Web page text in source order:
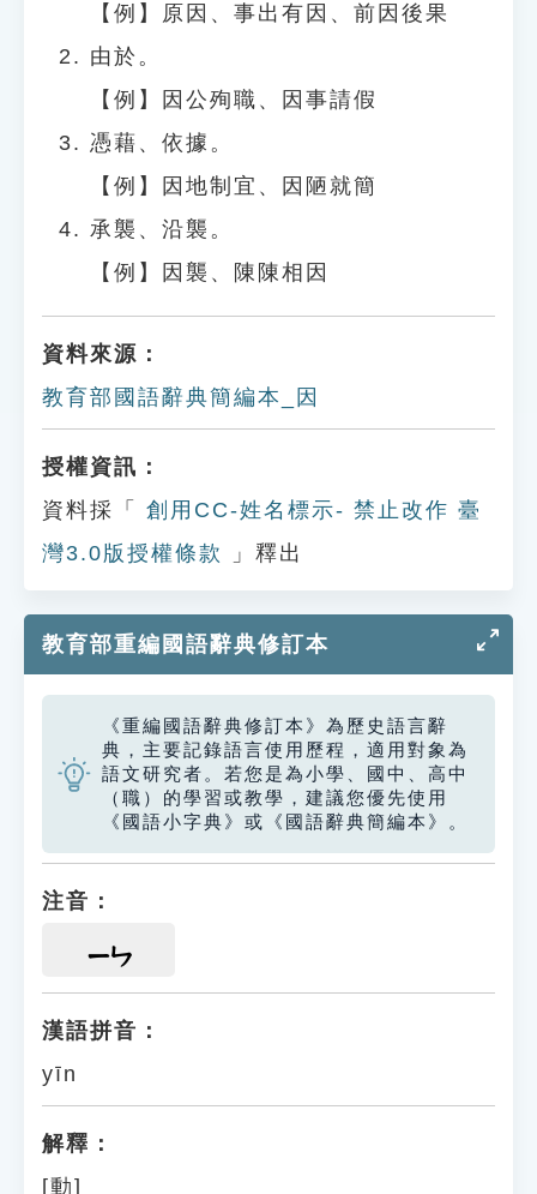
【例】原因、事出有因、前因後果
由於。
【例】因公殉職、因事請假
憑藉、依據。
【例】因地制宜、因陋就簡
承襲、沿襲。
【例】因襲、陳陳相因
資料來源：
教育部國語辭典簡編本_因
授權資訊：
資料採「
創用CC-姓名標示- 禁止改作 臺
灣3.0版授權條款
」釋出
教育部重編國語辭典修訂本
《重編國語辭典修訂本》為歷史語言辭
典，主要記錄語言使用歷程，適用對象為
語文研究者。若您是為小學、國中、高中
（職）的學習或教學，建議您優先使用
《國語小字典》或《國語辭典簡編本》。
注音：
ㄧㄣ
漢語拼音：
yīn
解釋：
[動]